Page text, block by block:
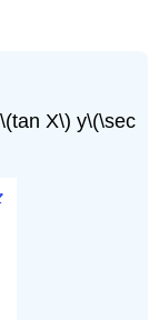
\(tan X\) y\(\sec